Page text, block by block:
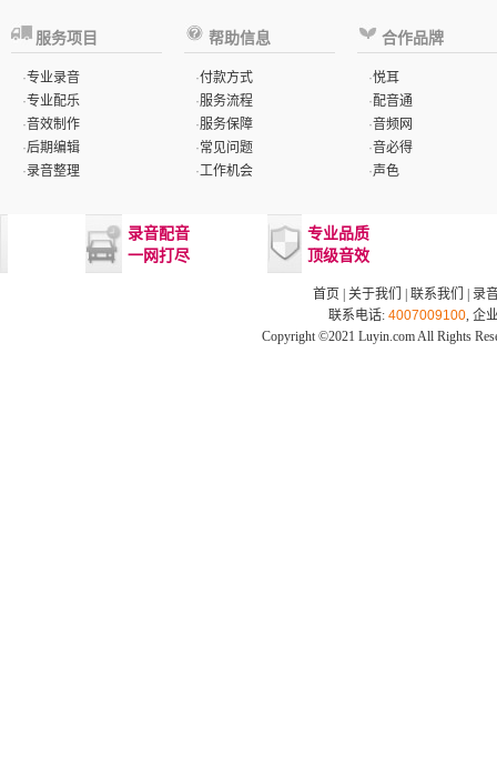
服务项目
·专业录音
·专业配乐
·音效制作
·后期编辑
·录音整理
帮助信息
·付款方式
·服务流程
·服务保障
·常见问题
·工作机会
合作品牌
·悦耳
·配音通
·音频网
·音必得
·声色
录音配音
一网打尽
专业品质
顶级音效
首页 关于我们 联系我们
录
联系电话: 4007009100, 企
Copyright ©2021 Luyin.com All Rights